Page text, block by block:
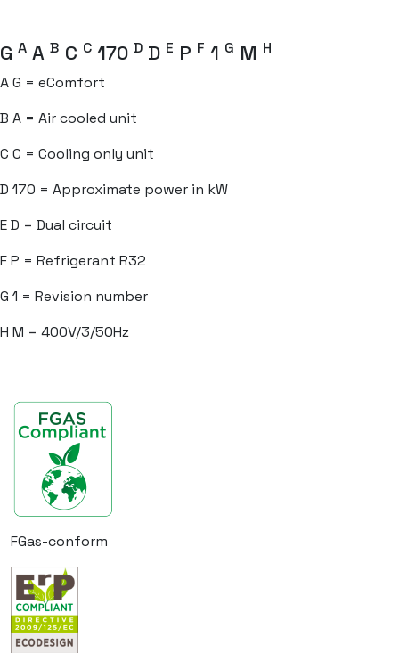
G A A B C C 170 D D E P F 1 G M H
AG = eComfort
B A = Air cooled unit
C C = Cooling only unit
D 170 = Approximate power in kW
ED = Dual circuit
FP = Refrigerant R32
G 1 = Revision number
H M = 400V/3/50Hz
FGas-conform